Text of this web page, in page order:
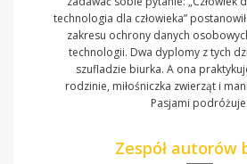
technologia dla człowieka”
zakresu ochrony danych
technologii. Dwa dyplomy z tych
szufladzie biurka. A ona
rodzinie, miłośniczka zwierząt i
Pasjami podróżuje.
Zespół autorów